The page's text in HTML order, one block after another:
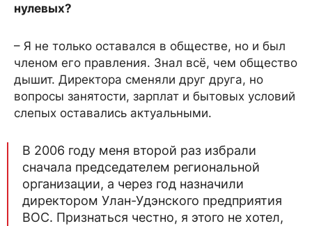
нулевых?
– Я не только оставался в обществе, но и был
членом его правления. Знал всё, чем общество
дышит. Директора сменяли друг друга, но
вопросы занятости, зарплат и бытовых условий
слепых оставались актуальными.
В 2006 году меня второй раз избрали
сначала председателем региональной
организации, а через год назначили
директором Улан-Удэнского предприятия
ВОС. Признаться честно, я этого не хотел,